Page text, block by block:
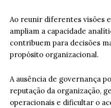
Ao reunir diferentes visões
ampliam a capacidade
contribuem para decisões
propósito organizacional.
A ausência de governança
reputação da organização,
operacionais e dificultar o